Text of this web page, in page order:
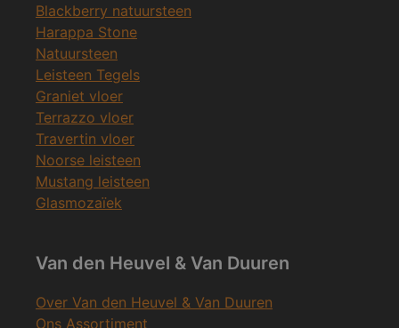
Blackberry natuursteen
Harappa Stone
Natuursteen
Leisteen Tegels
Graniet vloer
Terrazzo vloer
Travertin vloer
Noorse leisteen
Mustang leisteen
Glasmozaïek
Van den Heuvel & Van Duuren
Over Van den Heuvel & Van Duuren
Ons Assortiment